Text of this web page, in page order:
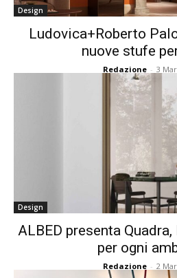
Design
Ludovica+Roberto
nuove stufe
Redazione - 3
Design
ALBED presenta
per ogni
Redazione - 2